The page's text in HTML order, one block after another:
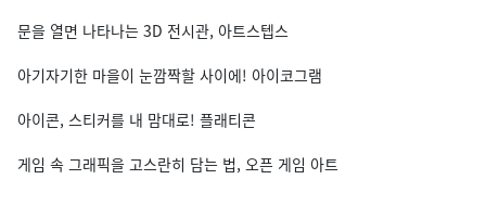
문을 열면 나타나는 3D 전시관, 아트스텝스
아기자기한 마을이 눈깜짝할 사이에! 아이코그램
아이콘, 스티커를 내 맘대로! 플래티콘
게임 속 그래픽을 고스란히 담는 법, 오픈 게임 아트